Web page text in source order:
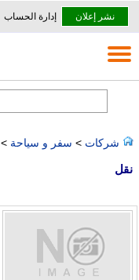
نشر إعلان إدارة الحساب
شركات> سفر و سياحة >
نقل